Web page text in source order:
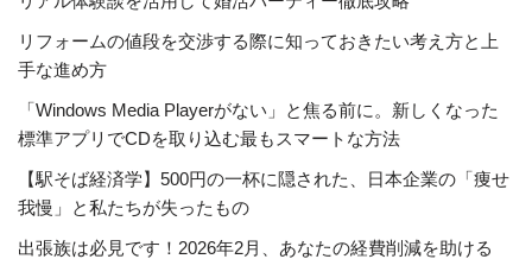
リフォームの値段を交渉する際に知っておきたい考え方と上
手な進め方
「Windows Media Playerがない」と焦る前に。新しくなった
標準アプリでCDを取り込む最もスマートな方法
【駅そば経済学】500円の一杯に隠された、日本企業の「痩せ
我慢」と私たちが失ったもの
出張族は必見です！2026年2月、あなたの経費削減を助ける